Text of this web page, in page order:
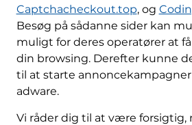
Captchacheckout.top, og
Besøg på sådanne sider kan
muligt for deres operatører at
din browsing. Derefter kunne
til at starte
adware.
Vi råder dig til at være forsigtig,